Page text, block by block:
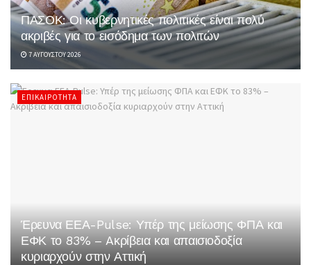
ΠΑΣΟΚ: Οι κυβερνητικές πολιτικές είναι πολύ
ακριβές για το εισόδημα των πολιτών
7 ΑΥΓΟΎΣΤΟΥ 2026
ΕΠΙΚΑΙΡΌΤΗΤΑ
Έρευνα ΕΕΑ-Pulse: Υπέρ της μείωσης ΦΠΑ και
ΕΦΚ το 83% – Aκρίβεια και απαισιοδοξία
κυριαρχούν στην Αττική